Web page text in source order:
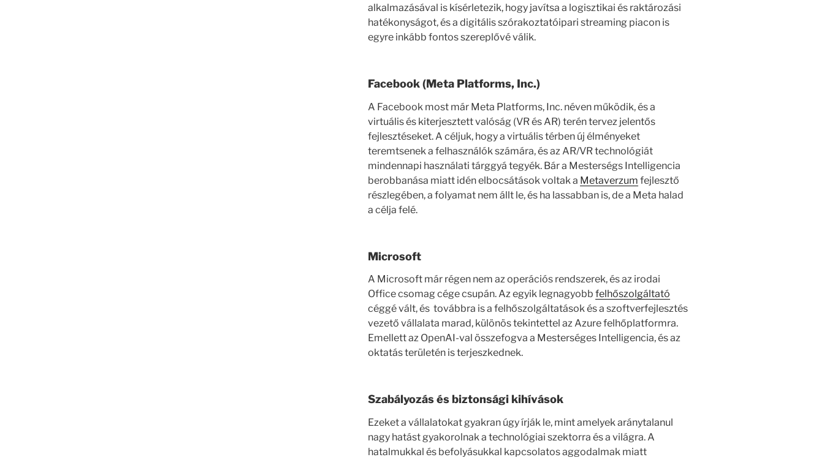
alkalmazásával is kísérletezik, hogy javítsa a logisztikai és raktározási
hatékonyságot, és a digitális szórakoztatóipari streaming piacon is
egyre inkább fontos szereplővé válik.
Facebook (Meta Platforms, Inc.)
A Facebook most már Meta Platforms, Inc. néven működik, és a
virtuális és kiterjesztett valóság (VR és AR) terén tervez jelentős
fejlesztéseket. A céljuk, hogy a virtuális térben új élményeket
teremtsenek a felhasználók számára, és az AR/VR technológiát
mindennapi használati tárggyá tegyék. Bár a Mesterségs Intelligencia
berobbanása miatt idén elbocsátások voltak a Metaverzum fejlesztő
részlegében, a folyamat nem állt le, és ha lassabban is, de a Meta halad
a célja felé.
Microsoft
A Microsoft már régen nem az operációs rendszerek, és az irodai
Office csomag cége csupán. Az egyik legnagyobb felhőszolgáltató
céggé vált, és továbbra is a felhőszolgáltatások és a szoftverfejlesztés
vezető vállalata marad, különös tekintettel az Azure felhőplatformra.
Emellett az OpenAI-val összefogva a Mesterséges Intelligencia, és az
oktatás területén is terjeszkednek.
Szabályozás és biztonsági kihívások
Ezeket a vállalatokat gyakran úgy írják le, mint amelyek aránytalanul
nagy hatást gyakorolnak a technológiai szektorra és a világra. A
hatalmukkal és befolyásukkal kapcsolatos aggodalmak miatt